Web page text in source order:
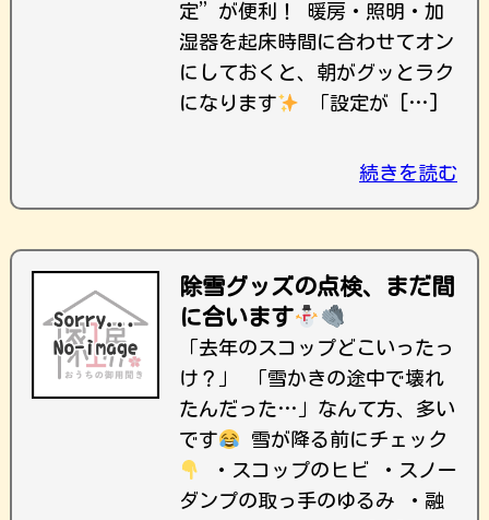
定”が便利！ 暖房・照明・加
湿器を起床時間に合わせてオン
にしておくと、朝がグッとラク
になります
「設定が […]
続きを読む
除雪グッズの点検、まだ間
に合います
「去年のスコップどこいったっ
け？」 「雪かきの途中で壊れ
たんだった…」なんて方、多い
です
雪が降る前にチェック
・スコップのヒビ ・スノー
ダンプの取っ手のゆるみ ・融